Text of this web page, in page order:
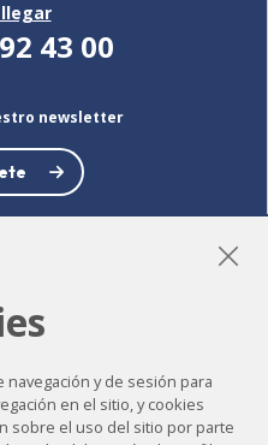
43 00
newsletter
navegación y de sesión para
en el sitio, y cookies
sobre el uso del sitio por parte